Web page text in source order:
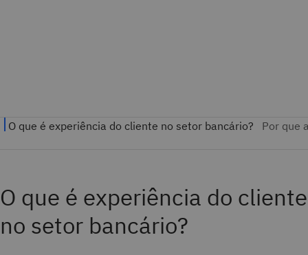
O que é experiência do cliente
no setor bancário?